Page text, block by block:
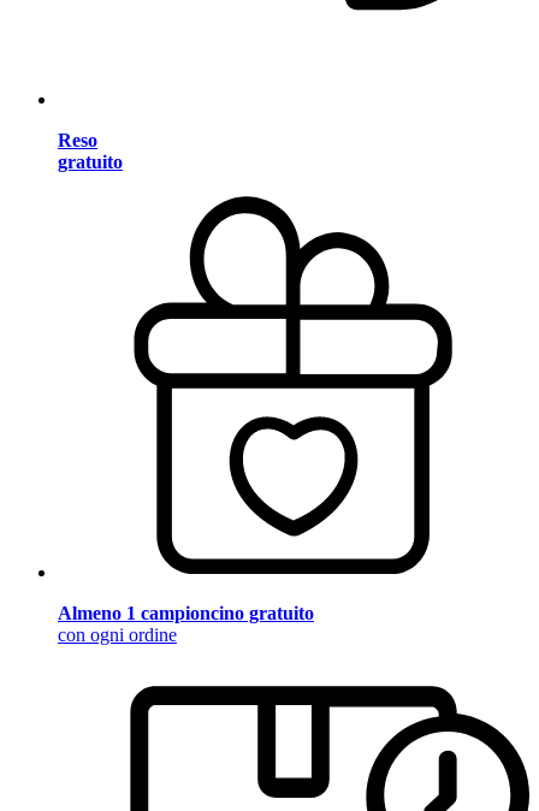
Reso
gratuito
Almeno 1 campioncino gratuito
con ogni ordine